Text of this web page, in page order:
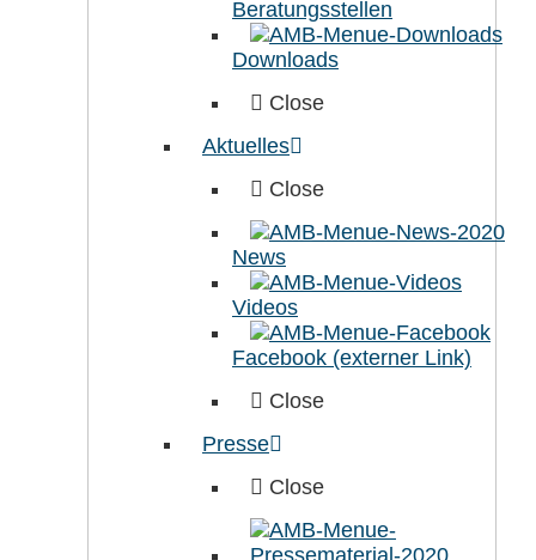
Beratungsstellen
Downloads
Close
Aktuelles
Close
News
Videos
Facebook (externer Link)
Close
Presse
Close